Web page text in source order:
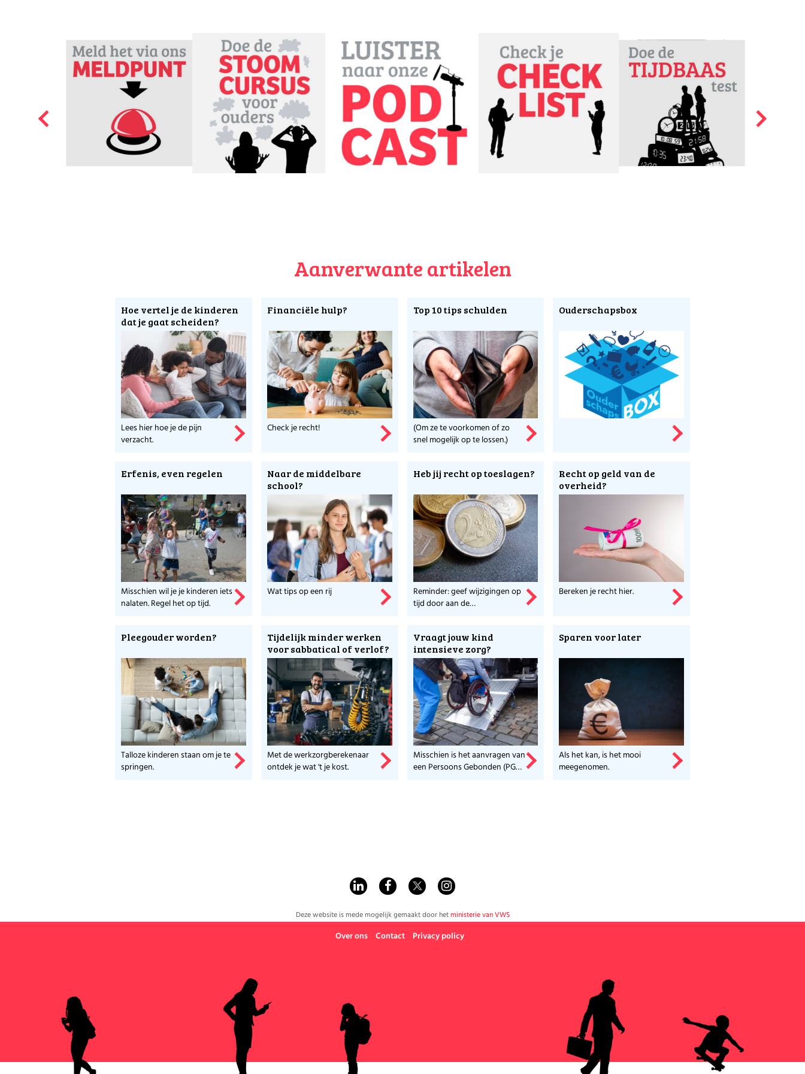
Aanverwante artikelen
Hoe vertel je de kinderen
dat je gaat scheiden?
Lees hier hoe je de pijn
verzacht.
Financiële hulp?
Check je recht!
Top 10 tips schulden
(Om ze te voorkomen of zo
snel mogelijk op te lossen.)
Ouderschapsbox
Erfenis, even regelen
Misschien wil je je kinderen iets
nalaten. Regel het op tijd.
Naar de middelbare
school?
Wat tips op een rij
Heb jij recht op toeslagen?
Reminder: geef wijzigingen op
tijd door aan de
Recht op geld van de
overheid?
Bereken je recht hier.
Pleegouder worden?
Talloze kinderen staan om je te
springen.
Tijdelijk minder werken
voor sabbatical of verlof?
Met de werkzorgberekenaar
ontdek je wat 't je kost.
Vraagt jouw kind
intensieve zorg?
Misschien is het aanvragen van
een Persoons Gebonden (PGB)
Sparen voor later
Als het kan, is het mooi
meegenomen.
Deze website is mede mogelijk gemaakt door het ministerie van VWS
Over ons Contact Privacy policy